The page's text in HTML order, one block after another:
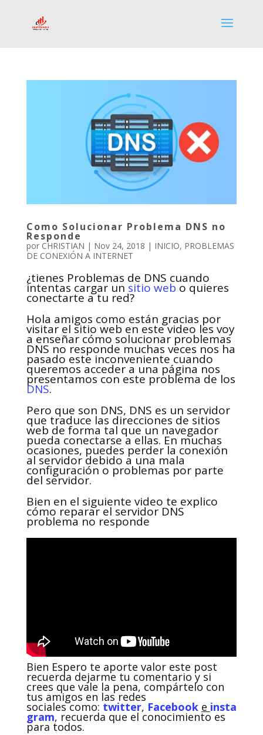
Como Solucionar Problema DNS no
Responde
por CHRISTIAN | Nov 24, 2018 | INICIO, PROBLEMAS
DE CONEXIÓN A INTERNET
¿tienes Problemas de DNS cuando
intentas cargar un sitio web o quieres
conectarte a tu red?
Hola amigos como están gracias por
visitar el sitio web en este video les voy
a enseñar cómo solucionar problemas
DNS no responde muchas veces nos ha
pasado este inconveniente cuando
queremos acceder a una página nos
presentamos con este problema de los
DNS.
Pero que son DNS, DNS es un servidor
que traduce las direcciones de sitios
web de forma tal que un navegador
pueda conectarse a ellas. En muchas
ocasiones, puedes perder la conexión
al servidor debido a una mala
configuración o problemas por parte
del servidor.
Bien en el siguiente video te explico
cómo reparar el servidor DNS
problema no responde
Bien Espero te aporte valor este post
recuerda dejarme tu comentario y si
crees que vale la pena, compártelo con
tus amigos en las redes
sociales como: twitter, Facebook e insta
gram, recuerda que el conocimiento es
para todos.